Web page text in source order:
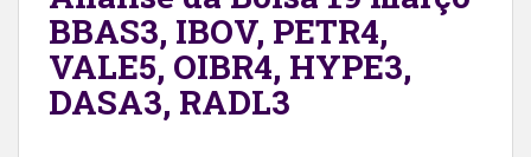
BBAS3, IBOV, PETR4,
VALE5, OIBR4, HYPE3,
DASA3, RADL3